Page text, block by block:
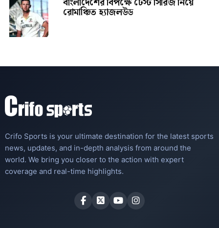
রোমাঞ্চিত হ্যাজলউড
Crifo Sports is your ultimate destination for the latest sports
news, updates, and in-depth analysis from around the
world. We bring you closer to the action with expert
coverage and real-time highlights.